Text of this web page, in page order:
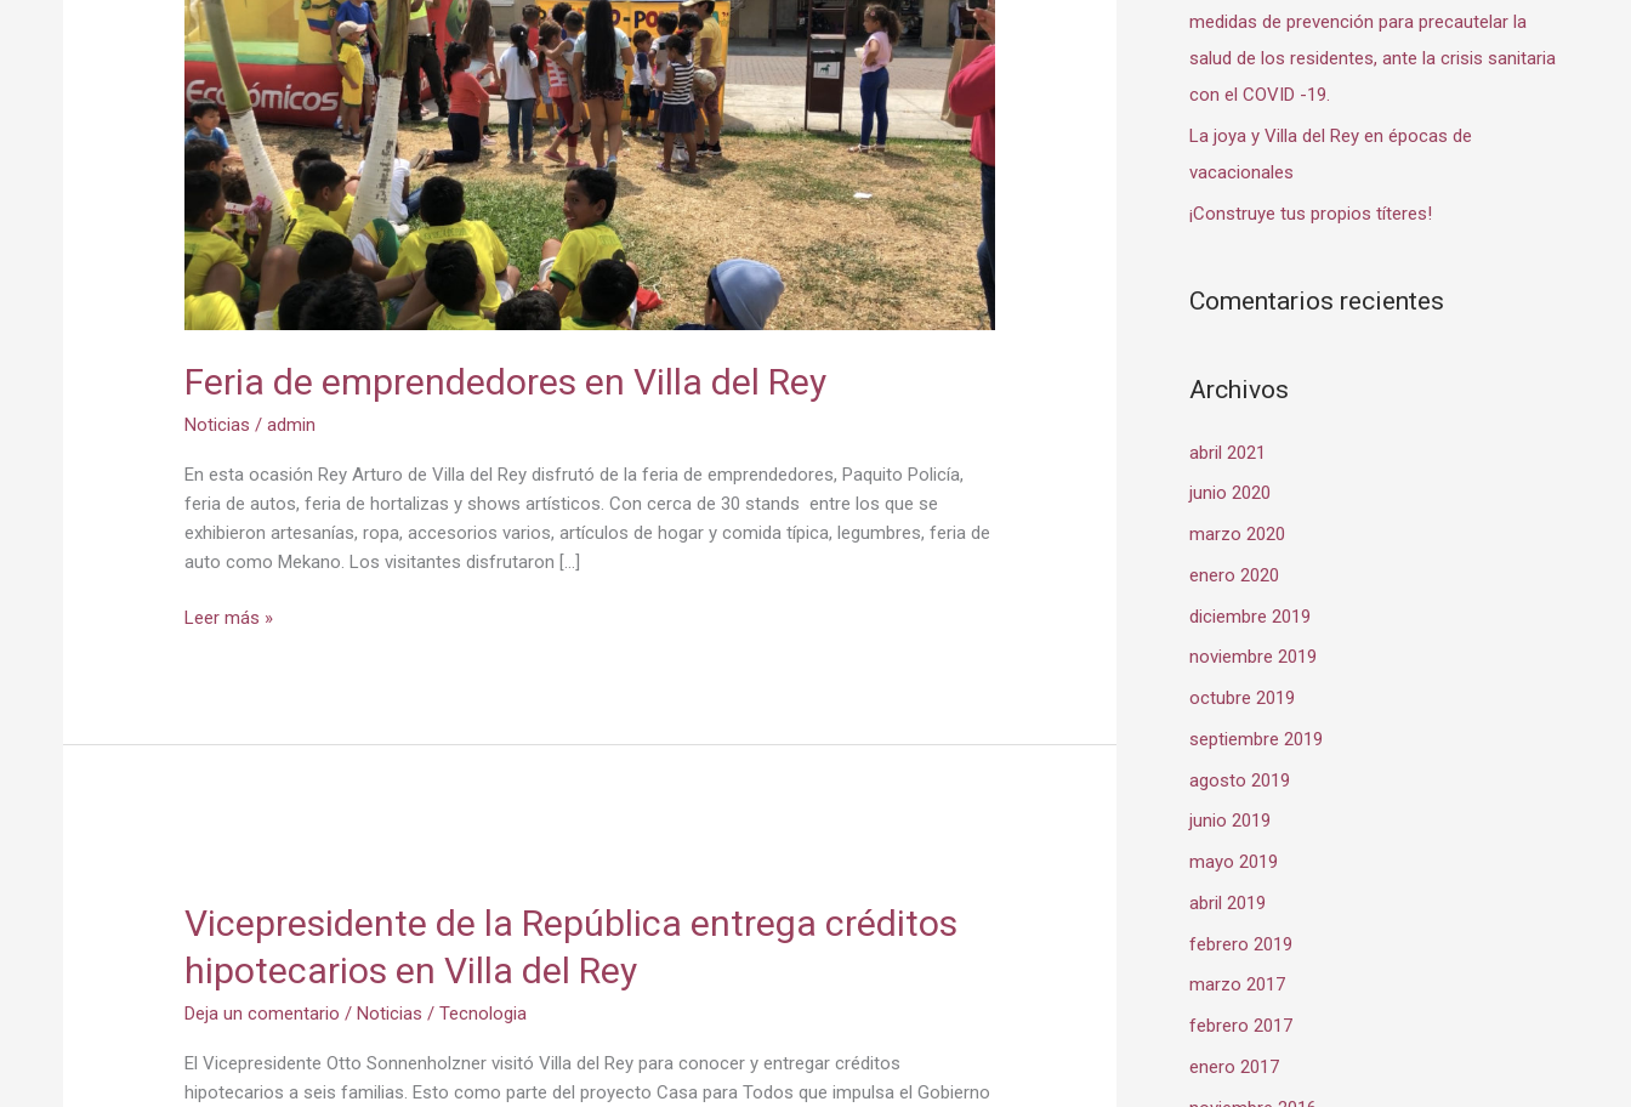
Feria de emprendedores en Villa del Rey
Noticias /admin
En esta ocasión Rey Arturo de Villa del Rey disfrutó de la feria de emprendedores, Paquito Policía,
feria de autos, feria de hortalizas y shows artísticos. Con cerca de 30 stands entre los que se
exhibieron artesanías, ropa, accesorios varios, artículos de hogar y comida típica, legumbres, feria de
auto como Mekano. Los visitantes disfrutaron […]
Villa
del
Rey
Leer más »
Vicepresidente de la República entrega créditos
hipotecarios en Villa del Rey
Deja un comentario /Noticias /Tecnologia
El Vicepresidente Otto Sonnenholzner visitó Villa del Rey para conocer y entregar créditos
hipotecarios a seis familias. Esto como parte del proyecto Casa para Todos que impulsa el Gobierno
la
República
entrega
créditos
hipotecarios
en
Villa
medidas de prevención para precautelar la
salud de los residentes, ante la crisis sanitaria
con el COVID -19.
La joya y Villa del Rey en épocas de
vacacionales
¡Construye tus propios títeres!
Comentarios recientes
Archivos
abril 2021
junio 2020
marzo 2020
enero 2020
diciembre 2019
noviembre 2019
octubre 2019
septiembre 2019
agosto 2019
junio 2019
mayo 2019
abril 2019
febrero 2019
marzo 2017
febrero 2017
enero 2017